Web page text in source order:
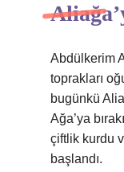
Abdülkerim
toprakları
bugünkü
Ağa’ya
çiftlik kurdu
başlandı.